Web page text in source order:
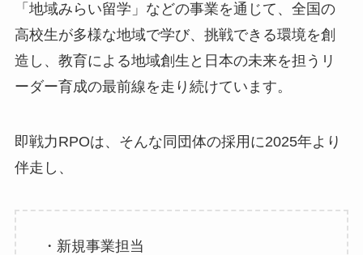
「地域みらい留学」などの事業を通じて、全国の
高校生が多様な地域で学び、挑戦できる環境を創
造し、教育による地域創生と日本の未来を担うリ
ーダー育成の最前線を走り続けています。
即戦力RPOは、そんな同団体の採用に2025年より
伴走し、
・新規事業担当